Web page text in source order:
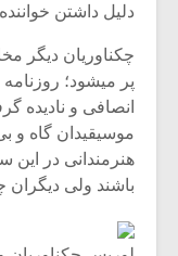
دلیل داشتن
چکناوریان دیگر
پر میشود؛
انصافی و نادیده
موسیقیدان گاه و
هنرمندانی در
باشند ولی دیگران